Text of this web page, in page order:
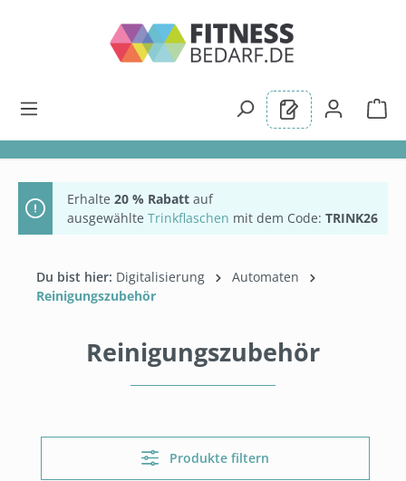
Erhalte 20 % Rabatt auf
ausgewählte Trinkflaschen mit dem Code: TRINK26
Du bist hier: Digitalisierung
Automaten
Reinigungszubehör
Reinigungszubehör
Produkte filtern